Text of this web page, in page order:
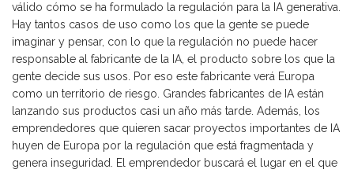
válido cómo se ha formulado la regulación para la IA generativa.
Hay tantos casos de uso como los que la gente se puede
imaginar y pensar, con lo que la regulación no puede hacer
responsable al fabricante de la IA, el producto sobre los que la
gente decide sus usos. Por eso este fabricante verá Europa
como un territorio de riesgo. Grandes fabricantes de IA están
lanzando sus productos casi un año más tarde. Además, los
emprendedores que quieren sacar proyectos importantes de IA
huyen de Europa por la regulación que está fragmentada y
genera inseguridad. El emprendedor buscará el lugar en el que